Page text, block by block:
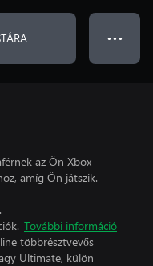
● ● ●
az Ön Xbox-
amíg Ön játszik.
További információ
többrésztvevős
Ultimate, külön